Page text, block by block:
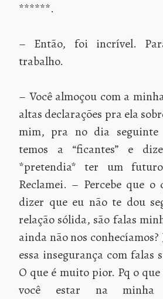
******.
– Então, foi incrível.
trabalho.
– Você almoçou com a
altas declarações pra ela
mim, pra no dia
temos a “ficantes” e
*pretendia* ter um
Reclamei. – Percebe que o
dizer que eu não te dou
relação sólida, são falas
ainda não nos conhecíamos?
essa insegurança com falas
O que é muito pior. Pq o
você estar na minha